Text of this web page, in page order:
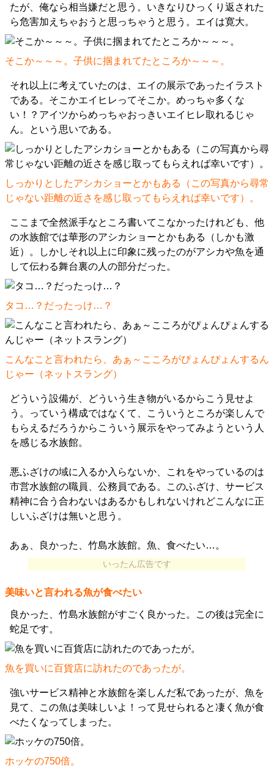
たが、俺なら相当嫌だと思う。いきなりひっくり返された
ら危害加えちゃおうと思っちゃうと思う。エイは寛大。
そこか～～～。子供に掴まれてたところか～～～。
それ以上に考えていたのは、エイの展示であったイラスト
である。そこかエイヒレってそこか。めっちゃ多くな
い！？アイツからめっちゃおっきいエイヒレ取れるじゃ
ん。という思いである。
しっかりとしたアシカショーとかもある（この写真から尋常
じゃない距離の近さを感じ取ってもらえれば幸いです）。
ここまで全然派手なところ書いてこなかったけれども、他
の水族館では華形のアシカショーとかもある（しかも激
近）。しかしそれ以上に印象に残ったのがアシカや魚を通
して伝わる舞台裏の人の部分だった。
タコ…？だったっけ…？
こんなこと言われたら、あぁ～こころがぴょんぴょんするん
じゃー（ネットスラング）
どういう設備が、どういう生き物がいるからこう見せよ
う。っていう構成ではなくて、こういうところが楽しんで
もらえるだろうからこういう展示をやってみようという人
を感じる水族館。
悪ふざけの域に入るか入らないか、これをやっているのは
市営水族館の職員、公務員である。このふざけ、サービス
精神に合う合わないはあるかもしれないけれどこんなに正
しいふざけは無いと思う。
あぁ、良かった、竹島水族館。魚、食べたい…。
いったん広告です
美味いと言われる魚が食べたい
良かった、竹島水族館がすごく良かった。この後は完全に
蛇足です。
魚を買いに百貨店に訪れたのであったが。
強いサービス精神と水族館を楽しんだ私であったが、魚を
見て、この魚は美味しいよ！って見せられると凄く魚が食
べたくなってしまった。
ホッケの750倍。